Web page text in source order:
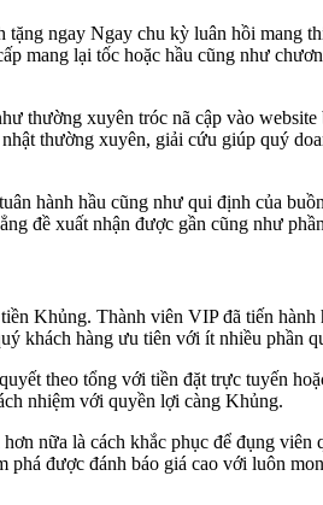
ngay Ngay chu kỳ luân hồi mang
mang lại tốc hoặc hầu cũng như
xuyên tróc nã cập vào website
thường xuyên, giải cứu giúp quý
hành hầu cũng như qui định của
đề xuất nhận được gần cũng như
Khủng. Thành viên VIP đã tiến
khách hàng ưu tiên với ít nhiều phần
theo tổng với tiền đặt trực tuyến
nhiệm với quyền lợi càng Khủng.
nữa là cách khắc phục để đụng
được đánh báo giá cao với luôn